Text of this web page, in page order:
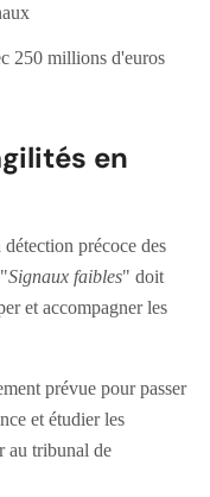
250 millions d'euros
en
précoce des
Signaux faibles" doit
et accompagner les
prévue pour passer
et étudier les
au tribunal de